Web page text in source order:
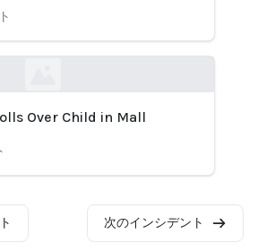
Over Child in Mall
次のインシデント